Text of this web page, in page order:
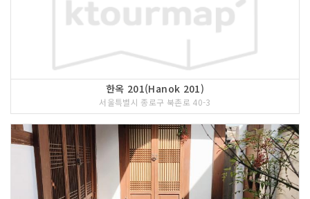
한옥 201(Hanok 201)
서울특별시 종로구 북촌로 40-3